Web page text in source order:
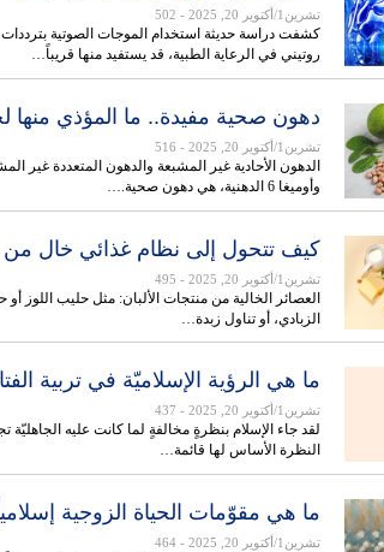
تشرين1/أكتوير 20, 2025 - 502
كشفت دراسة حديثة استخدام الموجات الصوتية
روتيني في الرعاية الطبية، قد يستفيد منها قريباً…
دهون صحية مفيدة.. ما المؤذي منها
تشرين1/أكتوير 20, 2025 - 516
وأوميغا 6 الدهنية، هي دهون صحية.…
كيف تتحول إلى نظام غذائي خال من
تشرين1/أكتوير 20, 2025 - 495
العصائر الخالية من منتجات الألبان: مثل حليب اللوز أو
الزبادي، أو تناول زبدة…
ما هي الرؤية الإسلاميّة في تربية
تشرين1/أكتوير 20, 2025 - 437
لقد جاء الإسلام بنظرةٍ مخالفةٍ لما كانت عليه
النظرة الأساس لها قائمة…
ما هي مقوّمات الحياة الزوجية
تشرين1/أكتوير 20, 2025 - 464